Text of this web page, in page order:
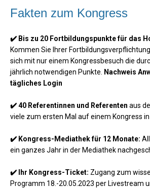
Fakten zum Kongress
✔️ Bis zu 20 Fortbildungspunkte für das
Kommen Sie Ihrer
sich mit nur einem Kongressbesuch die
jährlich notwendigen Punkte.
Nachweis
tägliches Login
✔️ 40 Referentinnen und Referenten aus
viele zum ersten Mal auf einem Kongress
✔️ Kongress-Mediathek für 12 Monate:
ein ganzes Jahr in der Mediathek
✔️ Ihr Kongress-Ticket: Zugang zum
Programm 18.-20.05.2023 per Livestream